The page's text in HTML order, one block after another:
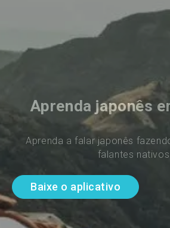
Aprenda japonês
Aprenda a falar japonês
falantes nativos
Baixe o aplicativo